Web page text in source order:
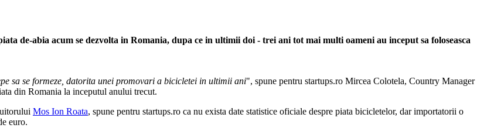
de-abia acum se dezvolta in Romania, dupa ce in ultimii doi - trei ani tot mai multi oameni au inceput sa foloseasca
sa se formeze, datorita unei promovari a bicicletei in ultimii ani", spune pentru startups.ro Mircea Colotela, Country Manager
din Romania la inceputul anului trecut.
Mos Ion Roata, spune pentru startups.ro ca nu exista date statistice oficiale despre piata bicicletelor, dar importatorii o
euro.